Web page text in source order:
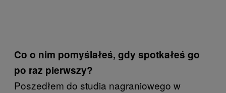
Co o nim pomyślałeś, gdy spotkałeś go
po raz pierwszy?
Poszedłem do studia nagraniowego w